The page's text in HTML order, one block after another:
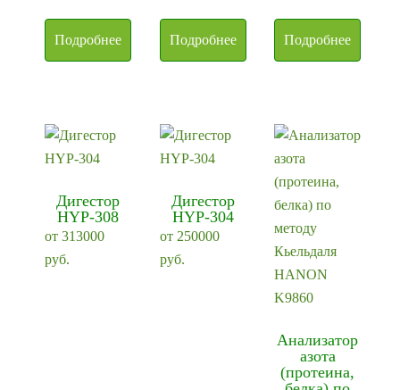
Подробнее Подробнее Подробнее
Дигестор
HYP-308
от 313000
руб.
Дигестор
HYP-304
от 250000
руб.
Анализатор
азота
(протеина,